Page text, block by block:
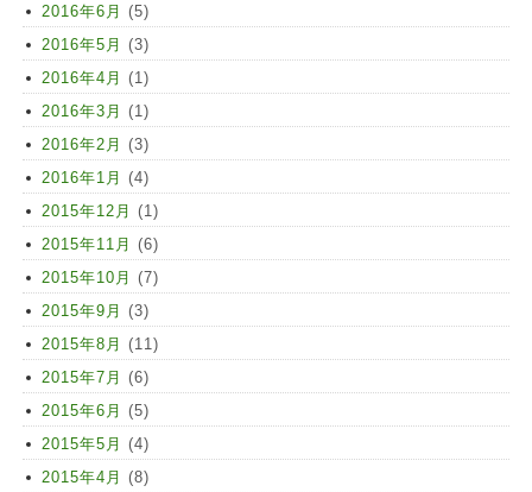
2016年6月 (5)
2016年5月 (3)
2016年4月 (1)
2016年3月 (1)
2016年2月 (3)
2016年1月 (4)
2015年12月 (1)
2015年11月 (6)
2015年10月 (7)
2015年9月 (3)
2015年8月 (11)
2015年7月 (6)
2015年6月 (5)
2015年5月 (4)
2015年4月 (8)